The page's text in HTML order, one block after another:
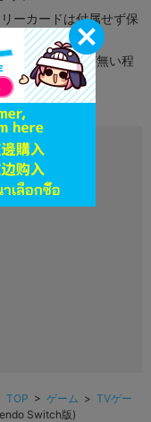
ーカードは付属せず保
て再生に支障が無い程
TOP > ゲーム > TVゲー
Switch版)